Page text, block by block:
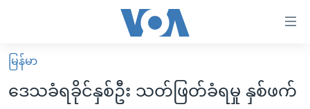
လွယ်ကူ
စေ
မူလစာမျက်နှာ
မြန်မာ
မြန်မာ
ဒေသခံရခိုင်နှစ်ဦး သတ်ဖြတ်ခံရမှု နှစ်ဖက်